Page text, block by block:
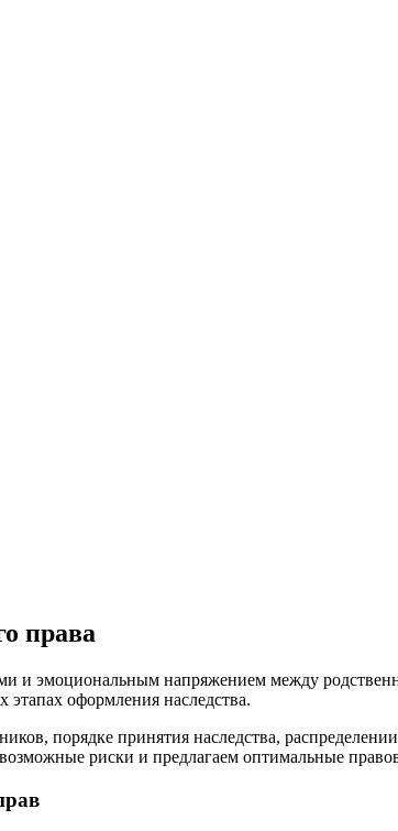
права
эмоциональным напряжением между
этапах оформления наследства.
порядке принятия наследства,
риски и предлагаем оптимальные